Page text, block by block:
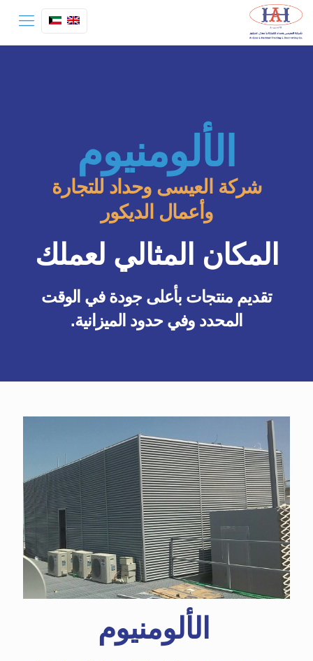
الألومنيوم
شركة العيسى وحداد للتجارة
وأعمال الديكور
المكان المثالي لعملك
تقديم منتجات بأعلى جودة في الوقت
المحدد وفي حدود الميزانية.
الألومنيوم